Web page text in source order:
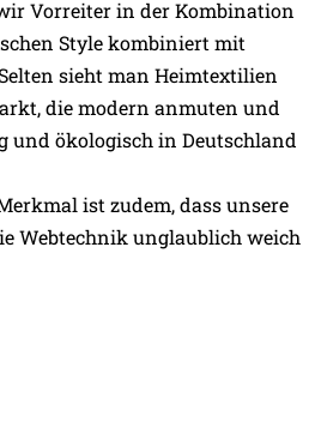
Vorreiter in der Kombination
Style kombiniert mit
sieht man Heimtextilien
die modern anmuten und
und ökologisch in Deutschland
ist zudem, dass unsere
Webtechnik unglaublich weich